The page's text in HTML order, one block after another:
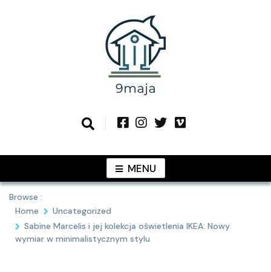
9MAJApomysłami
MENU
Browse :
Home
Uncategorized
Sabine Marcelis i jej kolekcja oświetlenia IKEA: Nowy
wymiar w minimalistycznym stylu